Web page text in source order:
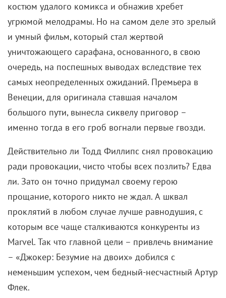
костюм удалого комикса и обнажив хребет
угрюмой мелодрамы. Но на самом деле это зрелый
и умный фильм, который стал жертвой
уничтожающего сарафана, основанного, в свою
очередь, на поспешных выводах вследствие тех
самых неопределенных ожиданий. Премьера в
Венеции, для оригинала ставшая началом
большого пути, вынесла сиквелу приговор –
именно тогда в его гроб вогнали первые гвозди.
Действительно ли Тодд Филлипс снял провокацию
ради провокации, чисто чтобы всех позлить? Едва
ли. Зато он точно придумал своему герою
прощание, которого никто не ждал. А шквал
проклятий в любом случае лучше равнодушия, с
которым все чаще сталкиваются конкуренты из
Marvel. Так что главной цели – привлечь внимание
– «Джокер: Безумие на двоих» добился с
неменьшим успехом, чем бедный-несчастный Артур
Флек.